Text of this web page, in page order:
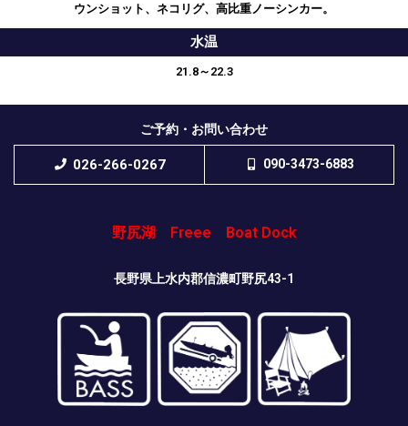
ウンショット、ネコリグ、高比重ノーシンカー。
水温
21.8～22.3
ご予約・お問い合わせ
026-266-0267 090-3473-6883
野尻湖 Freee Boat Dock
長野県上水内郡信濃町野尻43-1